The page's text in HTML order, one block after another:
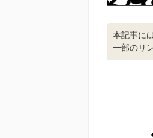
本記事に
一部のリ